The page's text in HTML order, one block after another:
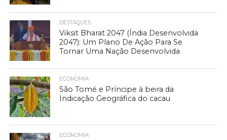
DESTAQUES
Viksit Bharat 2047 (Índia Desenvolvida
2047): Um Plano De Ação Para Se
Tornar Uma Nação Desenvolvida
ECONOMIA
São Tomé e Príncipe à beira da
Indicação Geográfica do cacau
ECONOMIA